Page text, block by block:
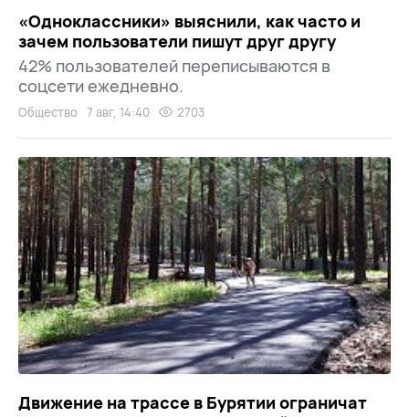
«Одноклассники» выяснили, как часто и
зачем пользователи пишут друг другу
42% пользователей переписываются в
соцсети ежедневно.
Общество 7 авг, 14:40 2703
Движение на трассе в Бурятии ограничат